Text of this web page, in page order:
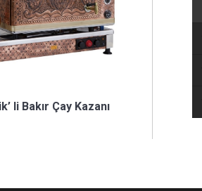
li Bakır Çay Kazanı